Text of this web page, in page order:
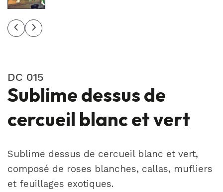
DC 015
Sublime dessus de
cercueil blanc et vert
Sublime dessus de cercueil blanc et vert,
composé de roses blanches, callas, mufliers
et feuillages exotiques.